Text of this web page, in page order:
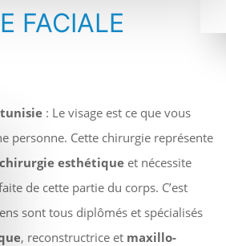
FACIALE
: Le visage est ce que vous
personne. Cette chirurgie représente
chirurgie esthétique et nécessite
de cette partie du corps. C’est
sont tous diplômés et spécialisés
, reconstructrice et maxillo-